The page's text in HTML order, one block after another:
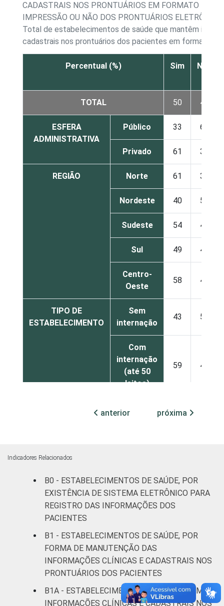
CADASTRAIS NOS PRONTUÁRIOS EM FORMATO
IMPRESSÃO OU NÃO DOS PRONTUÁRIOS
Total de estabelecimentos de saúde que mantêm
cadastrais nos prontuários dos pacientes em formato
Percentual (%) Sim Não
TOTAL 50 48
ESFERA
ADMINISTRATIVA
Público 33 66
Privado 61 38
REGIÃO Norte 61 38
Nordeste 40 59
Sudeste 54 44
Sul 49 49
Centro-
Oeste
58 42
TIPO DE
ESTABELECIMENTO
Sem
internação
43 55
Com
internação
(até 50
leitos)
59 40
apoio à
diagnose e
terapia
72
Interior
Estudos para o Desenvolvimento da
Sociedade da Informação (Cetic.br),
anterior próxima
Indicadores Relacionados
B0 - ESTABELECIMENTOS DE SAÚDE, POR
EXISTÊNCIA DE SISTEMA ELETRÔNICO PARA
REGISTRO DAS INFORMAÇÕES DOS
PACIENTES
B1 - ESTABELECIMENTOS DE SAÚDE, POR
FORMA DE MANUTENÇÃO DAS
INFORMAÇÕES CLÍNICAS E CADASTRAIS NOS
PRONTUÁRIOS DOS PACIENTES
B1A - ESTABELECIMENTOS DE SAÚDE COM
INFORMAÇÕES CLÍNICAS E CADASTRAIS NOS